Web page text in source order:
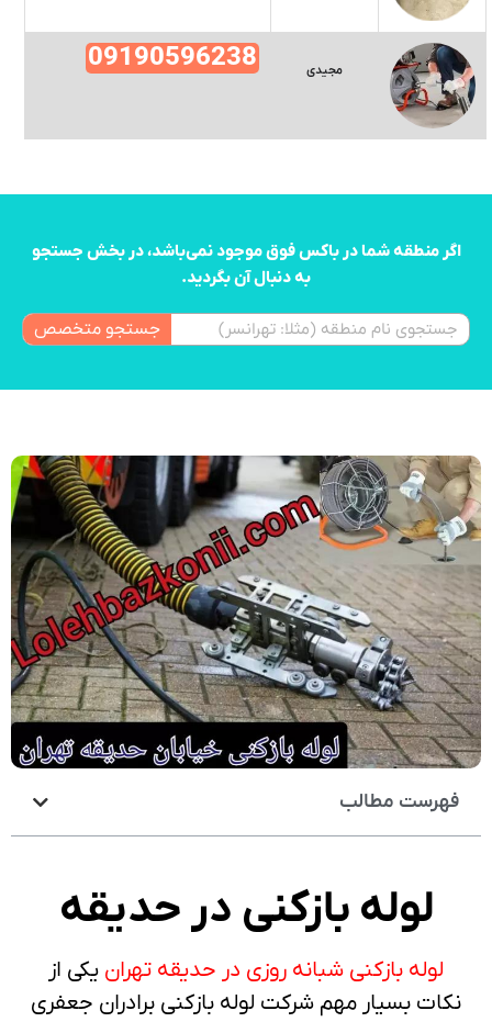
مجیدی 09190596238
اگر منطقه شما در باکس فوق موجود نمی‌باشد، در بخش جستجو
به دنبال آن بگردید.
جستجو متخصص
فهرست مطالب
لوله بازکنی در حدیقه
لوله بازکنی شبانه روزی در حدیقه تهران یکی از
نکات بسیار مهم شرکت لوله بازکنی برادران جعفری